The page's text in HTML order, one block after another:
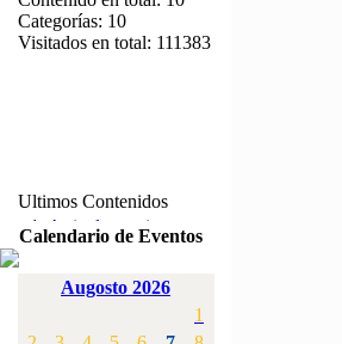
Categorías: 10
Visitados en total: 111383
Ultimos Contenidos
1:
Articulos varios
[Visitas: 5713]
Campeonato de
[Visitas: 4136]
Calendario de Eventos
Augosto 2026
1